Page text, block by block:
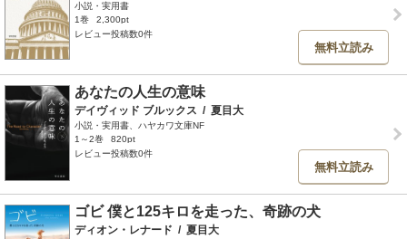
小説・実用書
1巻
2,300pt
レビュー投稿数0件
無料立読み
あなたの人生の意味
デイヴィッド ブルックス / 夏目大
小説・実用書、ハヤカワ文庫NF
1～2巻
820pt
レビュー投稿数0件
無料立読み
ゴビ 僕と125キロを走った、奇跡の犬
ディオン・レナード / 夏目大